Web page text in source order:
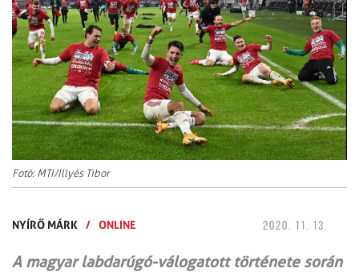
Fotó: MTI/Illyés Tibor
NYÍRŐ MÁRK / ONLINE 2020. 11. 13.
A magyar labdarúgó-válogatott története során